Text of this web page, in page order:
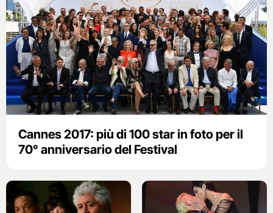
Cannes 2017: più di 100 star in foto per il
70° anniversario del Festival